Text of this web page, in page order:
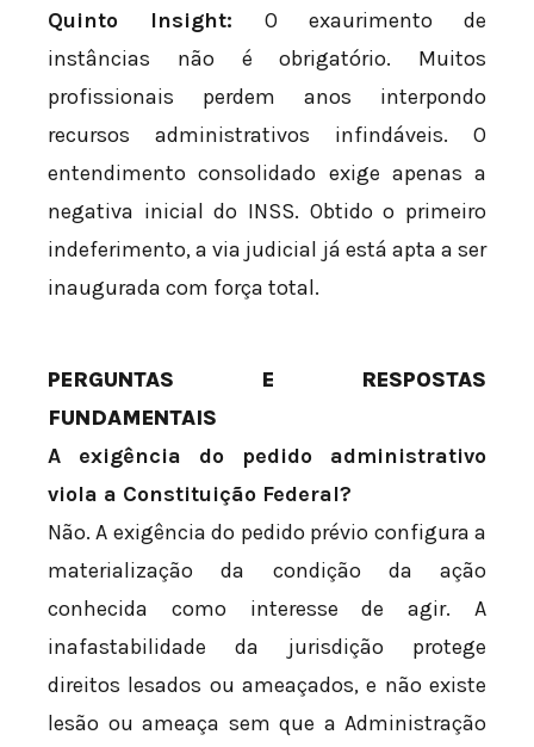
Quinto Insight: O exaurimento de
instâncias não é obrigatório. Muitos
profissionais perdem anos interpondo
recursos administrativos infindáveis. O
entendimento consolidado exige apenas a
negativa inicial do INSS. Obtido o primeiro
indeferimento, a via judicial já está apta a ser
inaugurada com força total.
PERGUNTAS E RESPOSTAS
FUNDAMENTAIS
A exigência do pedido administrativo
viola a Constituição Federal?
Não. A exigência do pedido prévio configura a
materialização da condição da ação
conhecida como interesse de agir. A
inafastabilidade da jurisdição protege
direitos lesados ou ameaçados, e não existe
lesão ou ameaça sem que a Administração